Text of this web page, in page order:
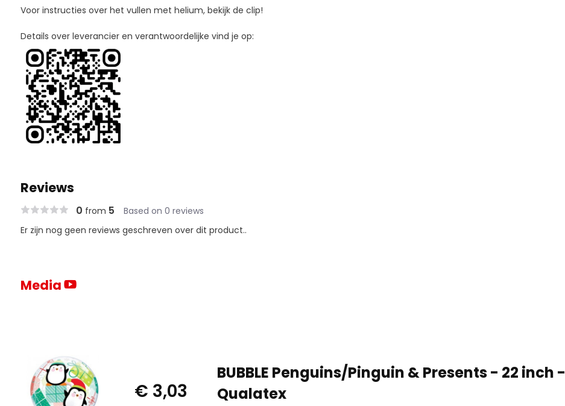
Voor instructies over het vullen met helium, bekijk de clip!
Details over leverancier en verantwoordelijke vind je op:
Reviews
0 from 5 Based on 0 reviews
Er zijn nog geen reviews geschreven over dit product..
Media
€ 3,03
BUBBLE Penguins/Pinguin & Presents - 22 inch -
Qualatex